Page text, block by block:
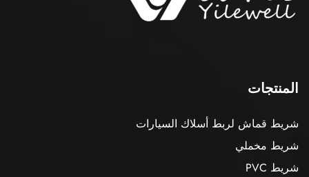
المنتجات
شريط قماش لربط أسلاك السيارات
شريط مخملي
شريط PVC